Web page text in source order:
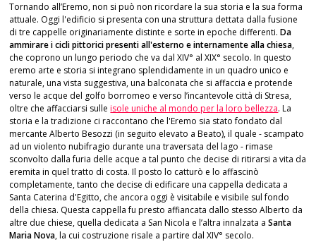
Tornando all’Eremo, non si può non ricordare la sua storia e la sua forma
attuale. Oggi l'edificio si presenta con una struttura dettata dalla fusione
di tre cappelle originariamente distinte e sorte in epoche differenti.Da
ammirare i cicli pittorici presenti all'esterno e internamente alla chiesa,
che coprono un lungo periodo che va dal XIV° al XIX° secolo. In questo
eremo arte e storia si integrano splendidamente in un quadro unico e
naturale, una vista suggestiva, una balconata che si affaccia e protende
verso le acque del golfo borromeo e verso l’incantevole città di Stresa,
oltre che affacciarsi sulleisole uniche al mondo per la loro bellezza. La
storia e la tradizione ci raccontano che l'Eremo sia stato fondato dal
mercante Alberto Besozzi (in seguito elevato a Beato), il quale - scampato
ad un violento nubifragio durante una traversata del lago - rimase
sconvolto dalla furia delle acque a tal punto che decise di ritirarsi a vita da
eremita in quel tratto di costa. Il posto lo catturò e lo affascinò
completamente, tanto che decise di edificare una cappella dedicata a
Santa Caterina d'Egitto, che ancora oggi è visitabile e visibile sul fondo
della chiesa. Questa cappella fu presto affiancata dallo stesso Alberto da
altre due chiese, quella dedicata a San Nicola e l’altra innalzata aSanta
Maria Nova, la cui costruzione risale a partire dal XIV° secolo.